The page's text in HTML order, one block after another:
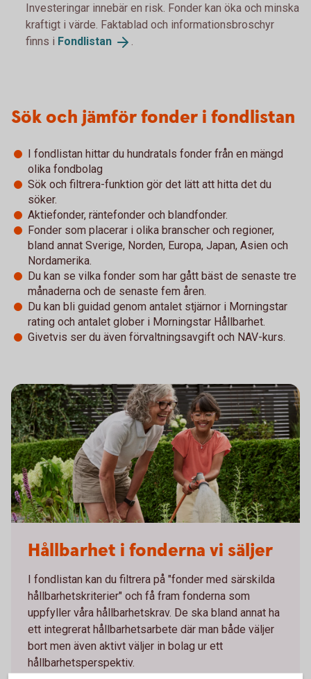
Investeringar innebär en risk. Fonder kan öka och minska
kraftigt i värde. Faktablad och informationsbroschyr
finns i Fondlistan .
Sök och jämför fonder i fondlistan
I fondlistan hittar du hundratals fonder från en mängd
olika fondbolag
Sök och filtrera-funktion gör det lätt att hitta det du
söker.
Aktiefonder, räntefonder och blandfonder.
Fonder som placerar i olika branscher och regioner,
bland annat Sverige, Norden, Europa, Japan, Asien och
Nordamerika.
Du kan se vilka fonder som har gått bäst de senaste tre
månaderna och de senaste fem åren.
Du kan bli guidad genom antalet stjärnor i Morningstar
rating och antalet glober i Morningstar Hållbarhet.
Givetvis ser du även förvaltningsavgift och NAV-kurs.
Hållbarhet i fonderna vi säljer
I fondlistan kan du filtrera på "fonder med särskilda
hållbarhetskriterier" och få fram fonderna som
uppfyller våra hållbarhetskrav. De ska bland annat ha
ett integrerat hållbarhetsarbete där man både väljer
bort men även aktivt väljer in bolag ur ett
hållbarhetsperspektiv.